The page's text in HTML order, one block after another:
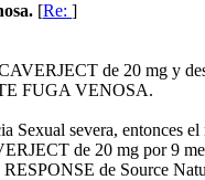
[Re: ]
de 20 mg y
FUGA VENOSA.
Sexual severa, entonces
de 20 mg por 9
de Source